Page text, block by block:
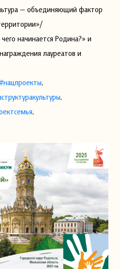
— объединяющий фактор
начинается Родина?» и
лауреатов и
,
,
,